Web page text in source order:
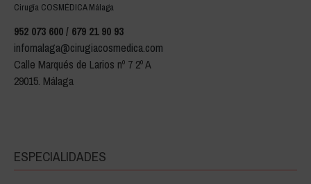
Cirugía COSMÉDICA Málaga
952 073 600 / 679 21 90 93
infomalaga@cirugiacosmedica.com
Calle Marqués de Larios nº 7 2º A
29015. Málaga
ESPECIALIDADES